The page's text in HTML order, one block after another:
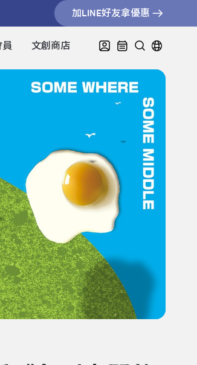
加LINE好友拿優惠
員 文創商店